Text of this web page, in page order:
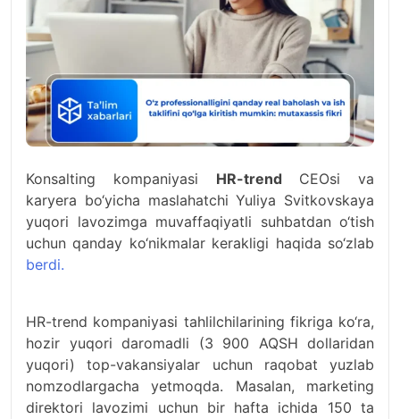
Konsalting kompaniyasi HR-trend CEOsi va
karyera bo‘yicha maslahatchi Yuliya Svitkovskaya
yuqori lavozimga muvaffaqiyatli suhbatdan o‘tish
uchun qanday ko‘nikmalar kerakligi haqida so‘zlab
berdi.
HR-trend kompaniyasi tahlilchilarining fikriga ko‘ra,
hozir yuqori daromadli (3 900 AQSH dollaridan
yuqori) top-vakansiyalar uchun raqobat yuzlab
nomzodlargacha yetmoqda. Masalan, marketing
direktori lavozimi uchun bir hafta ichida 150 ta